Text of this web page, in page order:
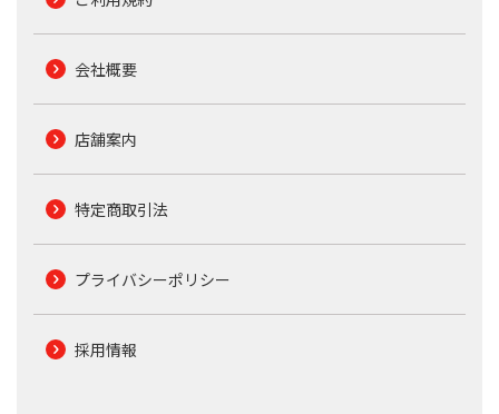
会社概要
店舗案内
特定商取引法
プライバシーポリシー
採用情報